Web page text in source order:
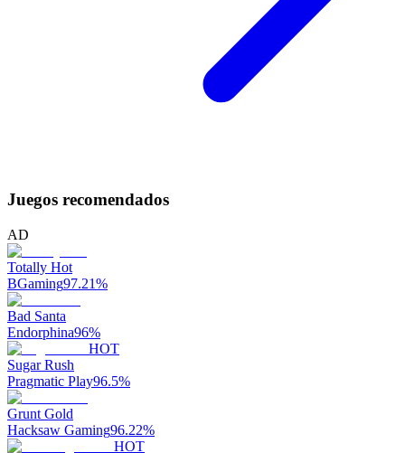
Juegos recomendados
AD
Totally Hot
BGaming97.21%
Bad Santa
Endorphina96%
HOT
Sugar Rush
Pragmatic Play96.5%
Grunt Gold
Hacksaw Gaming96.22%
HOT